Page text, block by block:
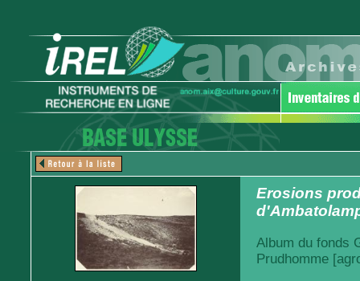
Erosions
Album du fonds
Prudhomme